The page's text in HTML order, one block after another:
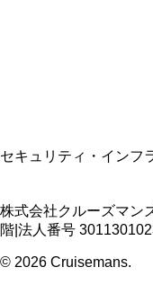
セキュリティ・インフ
株式会社クルーズマン
階 法人番号
© 2026 Cruisemans.